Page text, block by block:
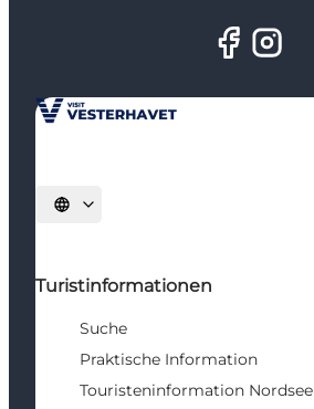
Sprache auswählen
Turistinformationen
Suche
Praktische Information
Touristeninformation Nordsee